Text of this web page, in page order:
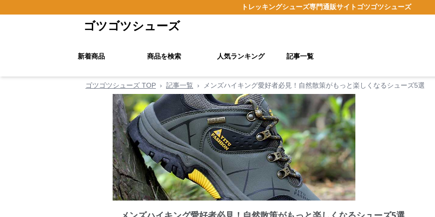
トレッキングシューズ専門通販サイト ゴツゴツシューズ
ゴツゴツシューズ
新着商品 商品を検索 人気ランキング 記事一覧
ゴツゴツシューズ TOP › 記事一覧 › メンズハイキング愛好者必見！自然散策がもっと楽しくなるシューズ5選